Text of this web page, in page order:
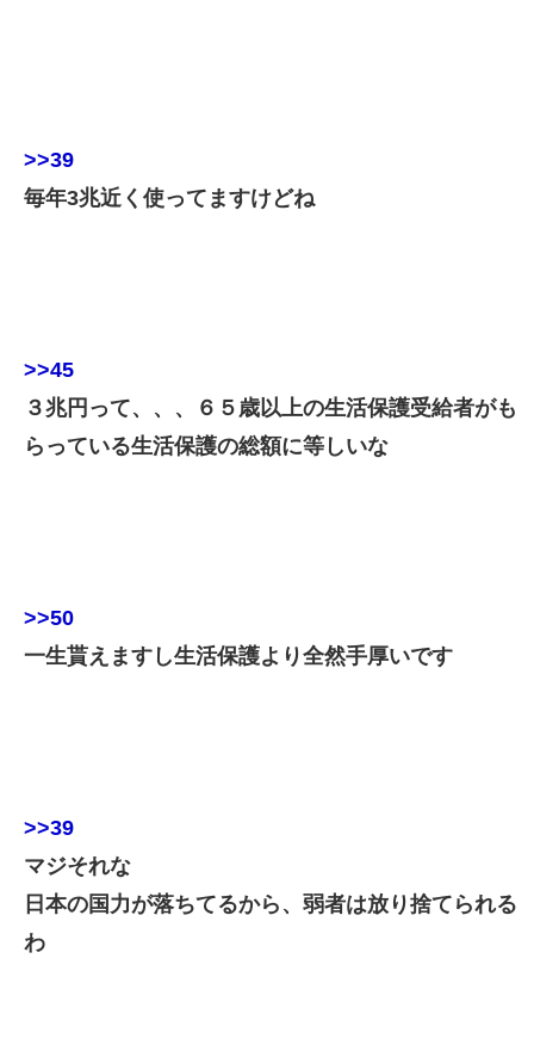
>>39
毎年3兆近く使ってますけどね
>>45
３兆円って、、、６５歳以上の生活保護受給者がも
らっている生活保護の総額に等しいな
>>50
一生貰えますし生活保護より全然手厚いです
>>39
マジそれな
日本の国力が落ちてるから、弱者は放り捨てられる
わ